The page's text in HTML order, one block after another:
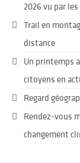
2026 vu par
Trail en
distance
Un printemps
citoyens en
Regard
Rendez-vous
changement